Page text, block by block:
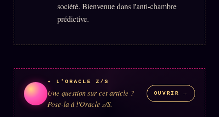
GENERIC ARCHITECTS2018
Archives SMK
SMK Manifeste
Gossip Pacte
Infofiction
société. Bienvenue dans l'anti-chambre
prédictive.
✦ L'ORACLE Z/S
Une question sur cet article ?
Pose-la à l'Oracle z/S.
OUVRIR →